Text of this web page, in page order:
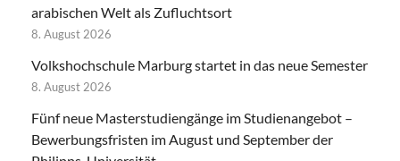
arabischen Welt als Zufluchtsort
8. August 2026
Volkshochschule Marburg startet in das neue Semester
8. August 2026
Fünf neue Masterstudiengänge im Studienangebot –
Bewerbungsfristen im August und September der